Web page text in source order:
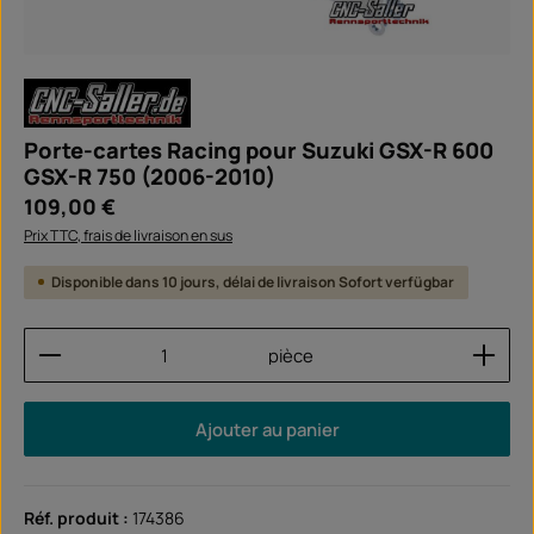
Porte-cartes Racing pour Suzuki GSX-R 600
GSX-R 750 (2006-2010)
Prix régulier :
109,00 €
Prix TTC, frais de livraison en sus
Disponible dans 10 jours, délai de livraison Sofort verfügbar
Quantité de produit : Entrez la quantité
pièce
Ajouter au panier
Réf. produit : 174386